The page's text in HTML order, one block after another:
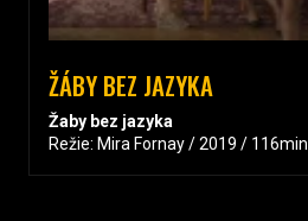
ŽÁBY BEZ JAZYKA
Žaby bez jazyka
Režie: Mira Fornay / 2019 / 116min